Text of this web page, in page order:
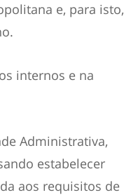
e, para isto,
internos e na
Administrativa,
estabelecer
aos requisitos de